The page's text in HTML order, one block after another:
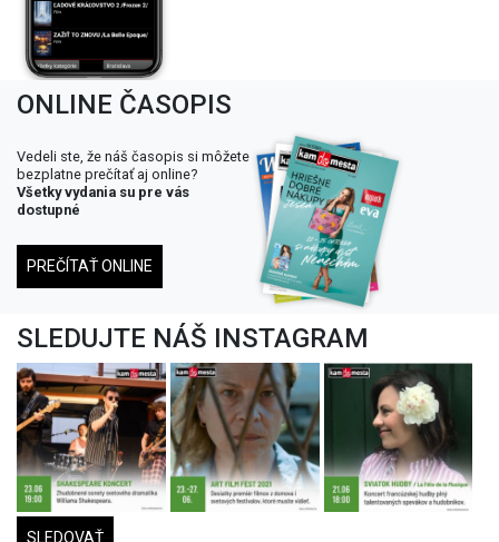
ONLINE ČASOPIS
Vedeli ste, že náš časopis si môžete
bezplatne prečítať aj online?
Všetky vydania su pre vás
dostupné
PREČÍTAŤ ONLINE
SLEDUJTE NÁŠ INSTAGRAM
SLEDOVAŤ